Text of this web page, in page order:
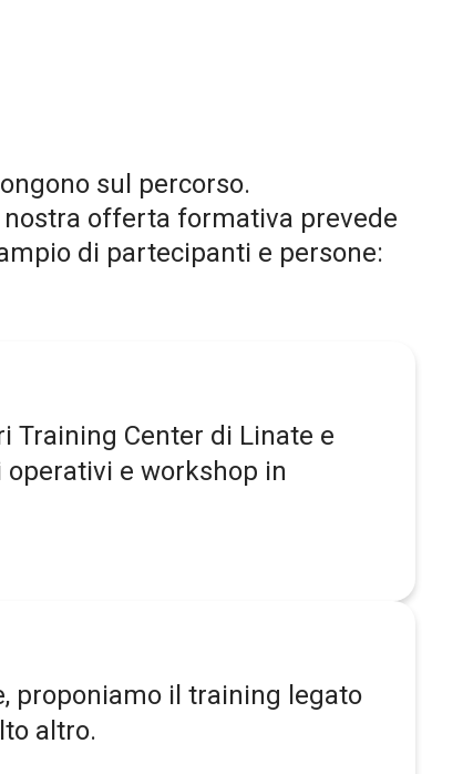
sul percorso.
offerta formativa prevede
di partecipanti e persone:
Center di Linate e
e workshop in
proponiamo il training legato
altro.